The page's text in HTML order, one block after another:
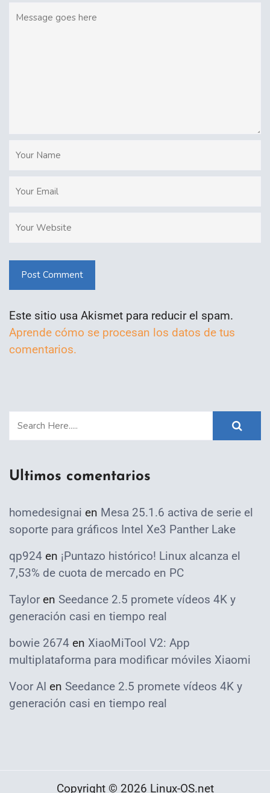
Post Comment
Este sitio usa Akismet para reducir el spam.
Aprende cómo se procesan los datos de tus
comentarios.
Ultimos comentarios
homedesignai en Mesa 25.1.6 activa de serie el
soporte para gráficos Intel Xe3 Panther Lake
qp924 en ¡Puntazo histórico! Linux alcanza el
7,53% de cuota de mercado en PC
Taylor en Seedance 2.5 promete vídeos 4K y
generación casi en tiempo real
bowie 2674 en XiaoMiTool V2: App
multiplataforma para modificar móviles Xiaomi
Voor AI en Seedance 2.5 promete vídeos 4K y
generación casi en tiempo real
Copyright © 2026 Linux-OS.net